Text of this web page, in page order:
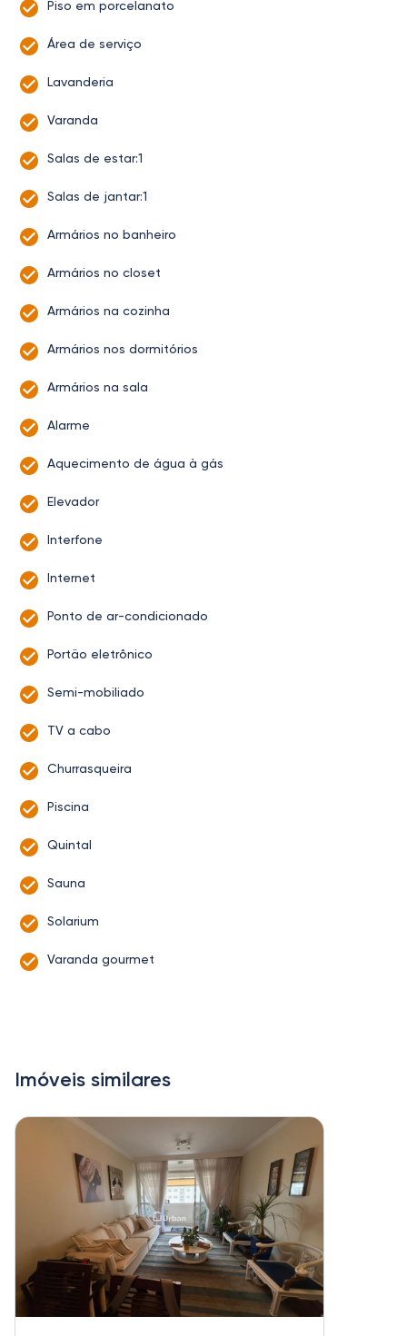
Piso em porcelanato
Área de serviço
Lavanderia
Varanda
Salas de estar:1
Salas de jantar:1
Armários no banheiro
Armários no closet
Armários na cozinha
Armários nos dormitórios
Armários na sala
Alarme
Aquecimento de água à gás
Elevador
Interfone
Internet
Ponto de ar-condicionado
Portão eletrônico
Semi-mobiliado
TV a cabo
Churrasqueira
Piscina
Quintal
Sauna
Solarium
Varanda gourmet
Imóveis similares